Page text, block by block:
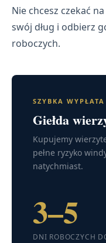
Nie chcesz czekać
swój dług i odbierz
roboczych.
SZYBKA WYPŁATA
Giełda
Kupujemy
pełne ryzyko
natychmiast.
3–5
DNI ROBOCZYCH